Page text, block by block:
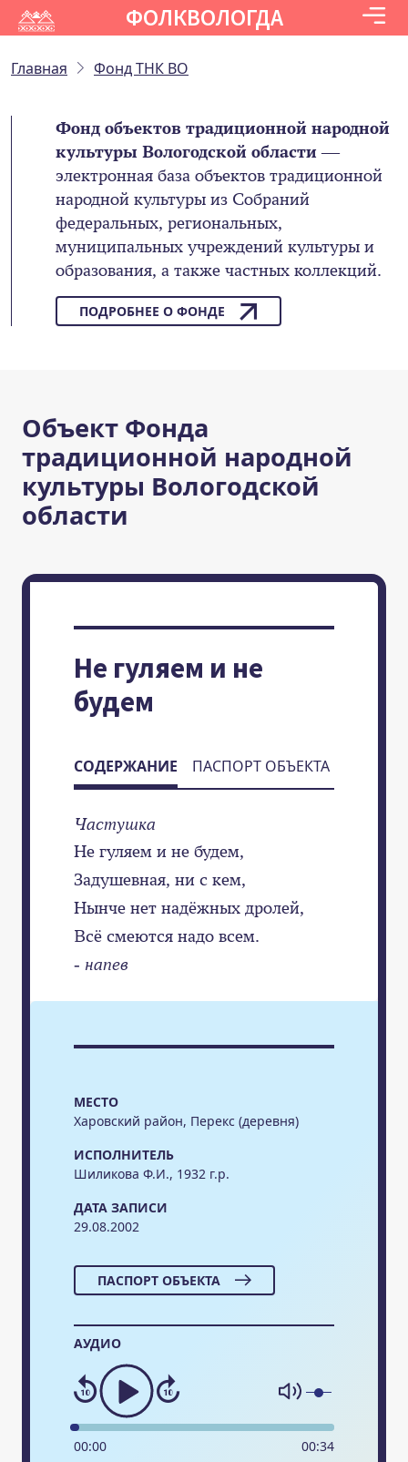
ФОЛКВОЛОГДА
Главная Фонд ТНК ВО
Фонд объектов традиционной народной
культуры Вологодской области—
электронная база объектов традиционной
народной культуры из Собраний
федеральных, региональных,
муниципальных учреждений культуры и
образования, а также частных коллекций.
ПОДРОБНЕЕ О ФОНДЕ
Объект Фонда
традиционной народной
культуры Вологодской
области
МЕСТО
Харовский район, Перекс (деревня)
ИСПОЛНИТЕЛЬ
Шиликова Ф.И., 1932 г.р.
ДАТА ЗАПИСИ
29.08.2002
ПАСПОРТ ОБЪЕКТА
АУДИО
00:00 00:34
Не гуляем и не
будем
СОДЕРЖАНИЕ ПАСПОРТ ОБЪЕКТА
Частушка
Не гуляем и не будем,
Задушевная, ни с кем,
Нынче нет надёжных дролей,
Всё смеются надо всем.
- напев